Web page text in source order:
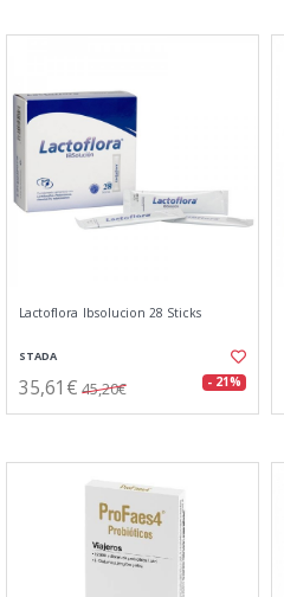
Lactoflora Ibsolucion 28 Sticks
STADA
35,61€ 45,20€ - 21%